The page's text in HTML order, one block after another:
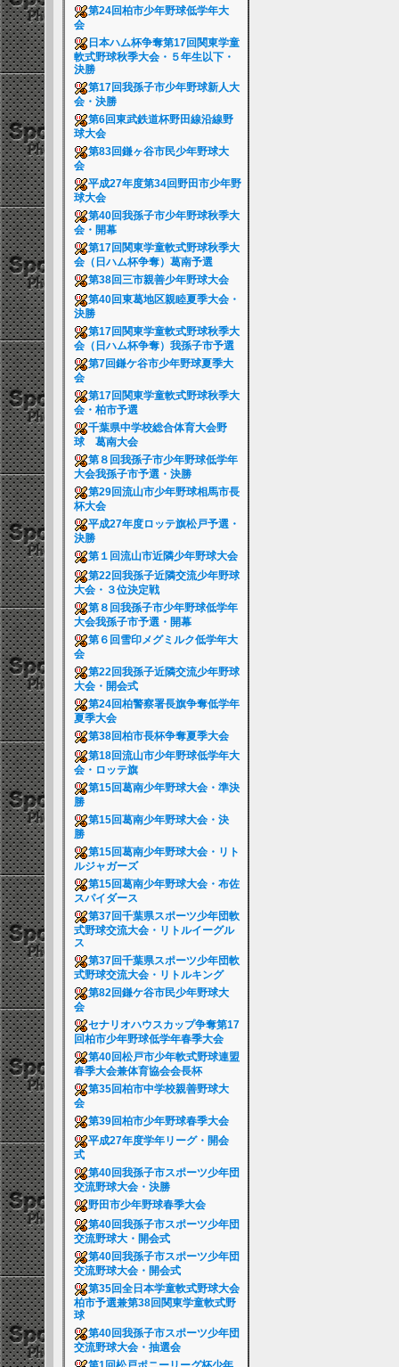
第24回柏市少年野球低学年大
会
日本ハム杯争奪第17回関東学童
軟式野球秋季大会・５年生以下・
決勝
第17回我孫子市少年野球新人大
会・決勝
第6回東武鉄道杯野田線沿線野
球大会
第83回鎌ヶ谷市民少年野球大
会
平成27年度第34回野田市少年野
球大会
第40回我孫子市少年野球秋季大
会・開幕
第17回関東学童軟式野球秋季大
会（日ハム杯争奪）葛南予選
第38回三市親善少年野球大会
第40回東葛地区親睦夏季大会・
決勝
第17回関東学童軟式野球秋季大
会（日ハム杯争奪）我孫子市予選
第7回鎌ケ谷市少年野球夏季大
会
第17回関東学童軟式野球秋季大
会・柏市予選
千葉県中学校総合体育大会野
球 葛南大会
第８回我孫子市少年野球低学年
大会我孫子市予選・決勝
第29回流山市少年野球相馬市長
杯大会
平成27年度ロッテ旗松戸予選・
決勝
第１回流山市近隣少年野球大会
第22回我孫子近隣交流少年野球
大会・３位決定戦
第８回我孫子市少年野球低学年
大会我孫子市予選・開幕
第６回雪印メグミルク低学年大
会
第22回我孫子近隣交流少年野球
大会・開会式
第24回柏警察署長旗争奪低学年
夏季大会
第38回柏市長杯争奪夏季大会
第18回流山市少年野球低学年大
会・ロッテ旗
第15回葛南少年野球大会・準決
勝
第15回葛南少年野球大会・決
勝
第15回葛南少年野球大会・リト
ルジャガーズ
第15回葛南少年野球大会・布佐
スパイダース
第37回千葉県スポーツ少年団軟
式野球交流大会・リトルイーグル
ス
第37回千葉県スポーツ少年団軟
式野球交流大会・リトルキング
第82回鎌ケ谷市民少年野球大
会
セナリオハウスカップ争奪第17
回柏市少年野球低学年春季大会
第40回松戸市少年軟式野球連盟
春季大会兼体育協会会長杯
第35回柏市中学校親善野球大
会
第39回柏市少年野球春季大会
平成27年度学年リーグ・開会
式
第40回我孫子市スポーツ少年団
交流野球大会・決勝
野田市少年野球春季大会
第40回我孫子市スポーツ少年団
交流野球大・開会式
第40回我孫子市スポーツ少年団
交流野球大会・開会式
第35回全日本学童軟式野球大会
柏市予選兼第38回関東学童軟式野
球
第40回我孫子市スポーツ少年団
交流野球大会・抽選会